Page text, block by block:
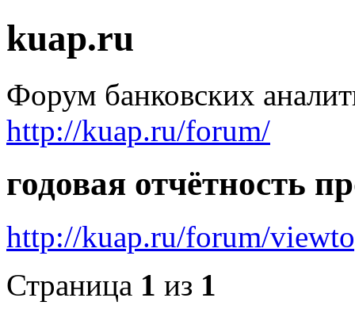
kuap.ru
Форум банковских
http://kuap.ru/forum/
годовая отчётность
http://kuap.ru/forum/
Страница 1 из 1